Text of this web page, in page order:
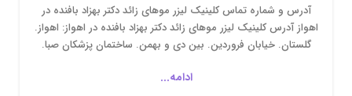
آدرس و شماره تماس کلینیک لیزر موهای زائد دکتر بهزاد بافنده در
اهواز آدرس کلینیک لیزر موهای زائد دکتر بهزاد بافنده در اهواز: اهواز.
گلستان. خیابان فروردین. بین دی و بهمن. ساختمان پزشکان صبا.
ادامه...